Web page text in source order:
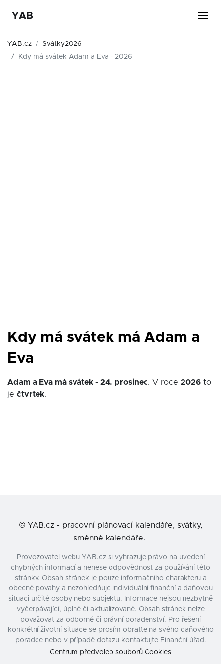
YAB
YAB.cz
Svátky2026
Kdy má svátek Adam a Eva - 2026
Kdy má svátek má Adam a
Eva
Adam a Eva má svátek - 24. prosinec. V roce 2026 to
je čtvrtek.
© YAB.cz - pracovní plánovací kalendáře, svátky,
směnné kalendáře.
Provozovatel webu YAB.cz si vyhrazuje právo na uvedení
chybných informací a nenese odpovědnost za používání této
stránky. Obsah stránek je pouze informačního charakteru a
obecné povahy a nezohledňuje individuální finanční a daňovou
situaci určité osoby nebo subjektu. Informace nejsou nezbytně
vyčerpávající, úplné či aktualizované. Obsah stránek nelze
považovat za odborné či právní poradenství. Pro řešení
konkrétní životní situace se prosím obraťte na svého daňového
poradce nebo v případě dotazu kontaktujte Finanční úřad.
Centrum předvoleb souborů Cookies